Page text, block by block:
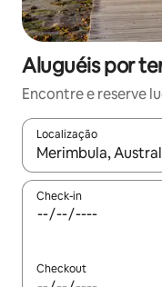
Aluguéis por
Encontre e reserve
Localização
Quando os
Check-in
Checkout